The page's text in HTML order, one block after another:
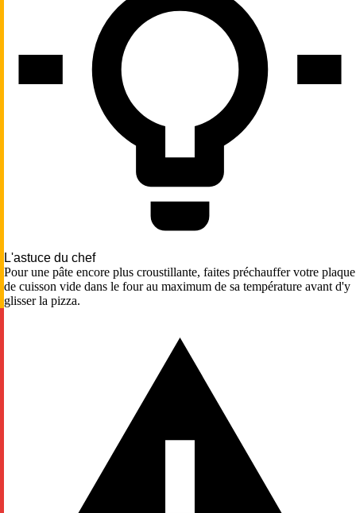
L'astuce du chef
Pour une pâte encore plus croustillante, faites préchauffer votre plaque
de cuisson vide dans le four au maximum de sa température avant d'y
glisser la pizza.